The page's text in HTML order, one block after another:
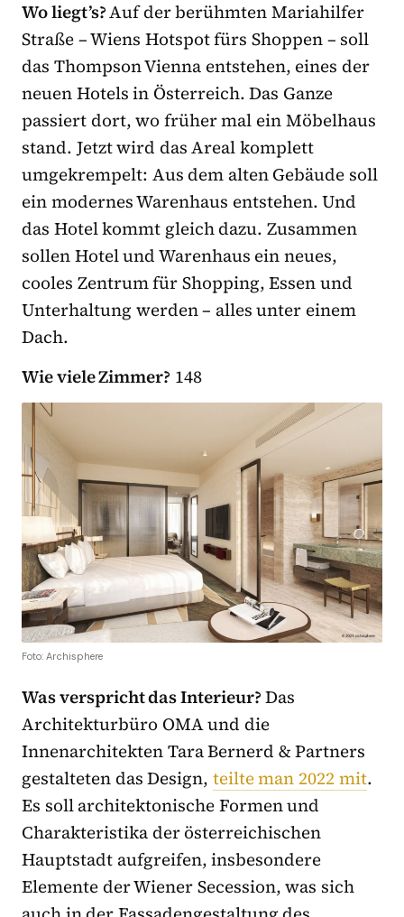
Wo liegt’s?Auf der berühmten Mariahilfer
Straße – Wiens Hotspot fürs Shoppen – soll
das Thompson Vienna entstehen, eines der
neuen Hotels in Österreich. Das Ganze
passiert dort, wo früher mal ein Möbelhaus
stand. Jetzt wird das Areal komplett
umgekrempelt: Aus dem alten Gebäude soll
ein modernes Warenhaus entstehen. Und
das Hotel kommt gleich dazu. Zusammen
sollen Hotel und Warenhaus ein neues,
cooles Zentrum für Shopping, Essen und
Unterhaltung werden – alles unter einem
Dach.
Wie viele Zimmer? 148
Foto: Archisphere
Was verspricht das Interieur?Das
Architekturbüro OMA und die
Innenarchitekten Tara Bernerd & Partners
gestalteten das Design, teilte man 2022 mit.
Es soll architektonische Formen und
Charakteristika der österreichischen
Hauptstadt aufgreifen, insbesondere
Elemente der Wiener Secession, was sich